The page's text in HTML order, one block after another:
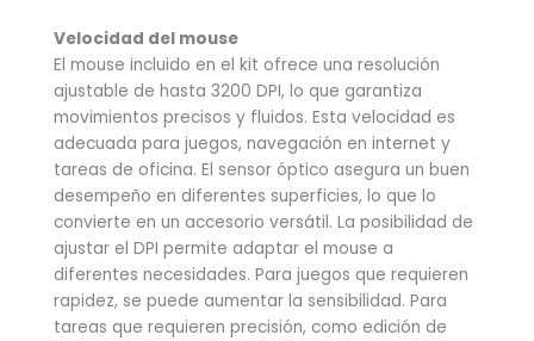
Velocidad del mouse
El mouse incluido en el kit ofrece una resolución
ajustable de hasta 3200 DPI, lo que garantiza
movimientos precisos y fluidos. Esta velocidad es
adecuada para juegos, navegación en internet y
tareas de oficina. El sensor óptico asegura un buen
desempeño en diferentes superficies, lo que lo
convierte en un accesorio versátil. La posibilidad de
ajustar el DPI permite adaptar el mouse a
diferentes necesidades. Para juegos que requieren
rapidez, se puede aumentar la sensibilidad. Para
tareas que requieren precisión, como edición de